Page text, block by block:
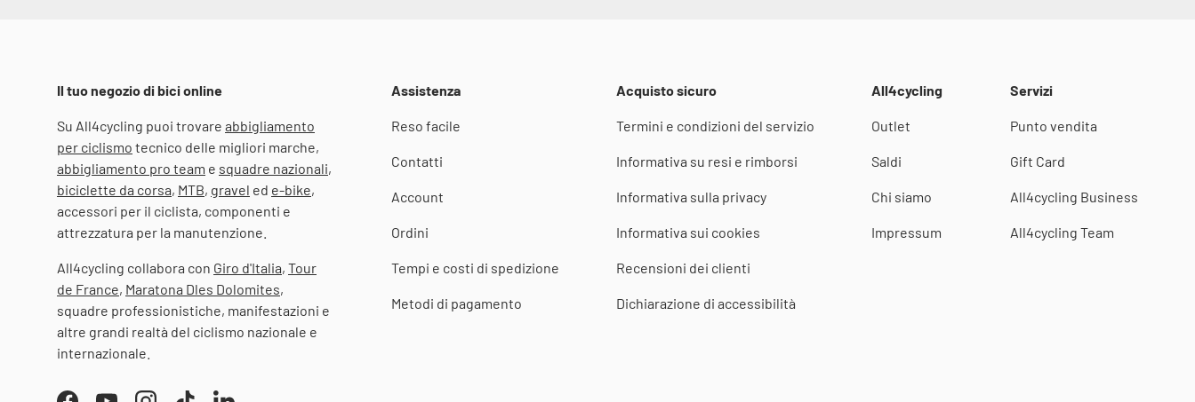
Il tuo negozio di bici online
Su All4cycling puoi trovare abbigliamento
per ciclismo tecnico delle migliori marche,
abbigliamento pro team e squadre nazionali,
biciclette da corsa, MTB, gravel ed e-bike,
accessori per il ciclista, componenti e
attrezzatura per la manutenzione.
All4cycling collabora con Giro d'Italia, Tour
de France, Maratona Dles Dolomites,
squadre professionistiche, manifestazioni e
altre grandi realtà del ciclismo nazionale e
internazionale.
Assistenza
Reso facile
Contatti
Account
Ordini
Tempi e costi di spedizione
Metodi di pagamento
Acquisto sicuro
Termini e condizioni del servizio
Informativa su resi e rimborsi
Informativa sulla privacy
Informativa sui cookies
Recensioni dei clienti
Dichiarazione di accessibilità
All4cycling
Outlet
Saldi
Chi siamo
Impressum
Servizi
Punto vendita
Gift Card
All4cycling Business
All4cycling Team